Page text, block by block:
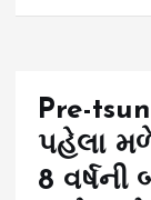
Pre-
પહેલા
8 વર્ષની